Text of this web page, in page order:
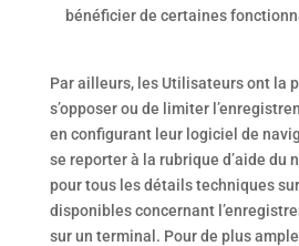
bénéficier de certaines
Par ailleurs, les Utilisateurs ont la
s’opposer ou de limiter
en configurant leur logiciel de
se reporter à la rubrique d’aide du
pour tous les détails techniques
disponibles concernant
sur un terminal. Pour de plus